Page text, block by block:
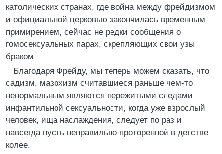
католических странах, где война между фрейдизмом
и официальной церковью закончилась временным
примирением, сейчас не редки сообщения о
гомосексуальных парах, скрепляющих свои узы
браком
Благодаря Фрейду, мы теперь можем сказать, что
садизм, мазохизм считавшиеся раньше чем-то
ненормальным являются пережитыми следами
инфантильной сексуальности, когда уже взрослый
человек, ища наслаждения, следует по раз и
навсегда пусть неправильно проторенной в детстве
колее.